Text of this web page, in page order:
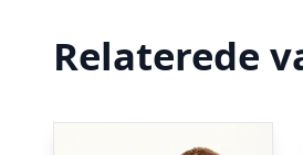
Relaterede